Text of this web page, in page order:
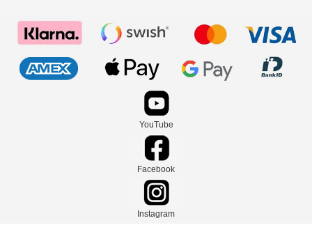
YouTube
Facebook
Instagram